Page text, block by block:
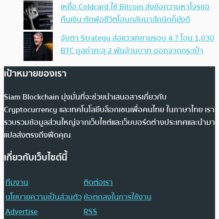
เหยื่อ Coldcard ใช้ Bitcoin ส่งข้อความหาโจรขอ
คืนเงิน ตัดพ้อชีวิตโอนกลับมาสักนิดก็ยังดี
จับตา Strategy ส่อแววเทขายรอบ 4 ? โอน 1,030
BTC มูลค่าทะลุ 2 พันล้านบาท ออกจากกระเป๋า
เป้าหมายของเรา
Siam Blockchain มุ่งมั่นที่จะช่วยนำเสนอสารเกี่ยวกับ
Cryptocurrency และเทคโนโลยีบล็อกเชนเพื่อคนไทย ในภาษาไทย เรา
รวบรวมข้อมูลส่วนใหญ่จากเว็บไซต์และเว็บบอร์ดต่างประเทศและนำมา
แปลส่งตรงถึงฟีดคุณ
เกี่ยวกับเว็บไซต์นี้
ทีมงาน
ติดต่อเรา
นโยบายความเป็นส่วนตัวข้อตกลงในการใช้งาน
Advertise
RSS